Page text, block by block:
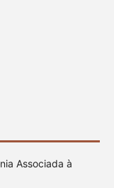
Associada à